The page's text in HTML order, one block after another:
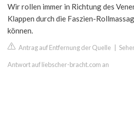
Wir rollen immer in Richtung des
Klappen durch die Faszien-
können.
Antrag auf Entfernung der Quelle
Antwort auf liebscher-bracht.com an